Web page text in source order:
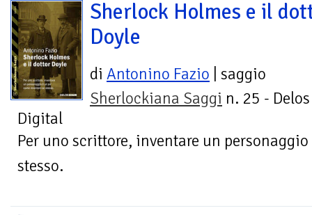
Sherlock Holmes e il
Doyle
di Antonino Fazio | saggio
Sherlockiana Saggi n. 25 - Delos
Digital
Per uno scrittore, inventare un personaggio
stesso.